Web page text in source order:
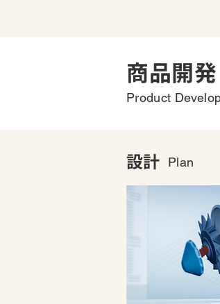
商品開発
Product
設計 Plan